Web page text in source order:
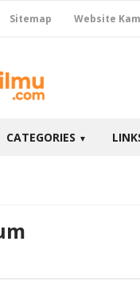
Sitemap Website
CATEGORIES ▼